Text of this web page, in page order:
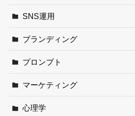
SNS運用
ブランディング
プロンプト
マーケティング
心理学